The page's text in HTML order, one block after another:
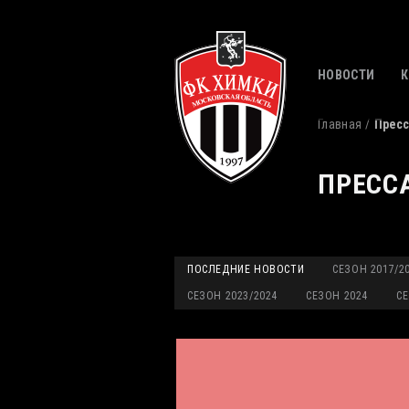
НОВОСТИ
Главная
ПОСЛЕДНИЕ НОВОСТИ СЕЗОН 2017/
СЕЗОН 2023/2024 СЕЗОН 2024